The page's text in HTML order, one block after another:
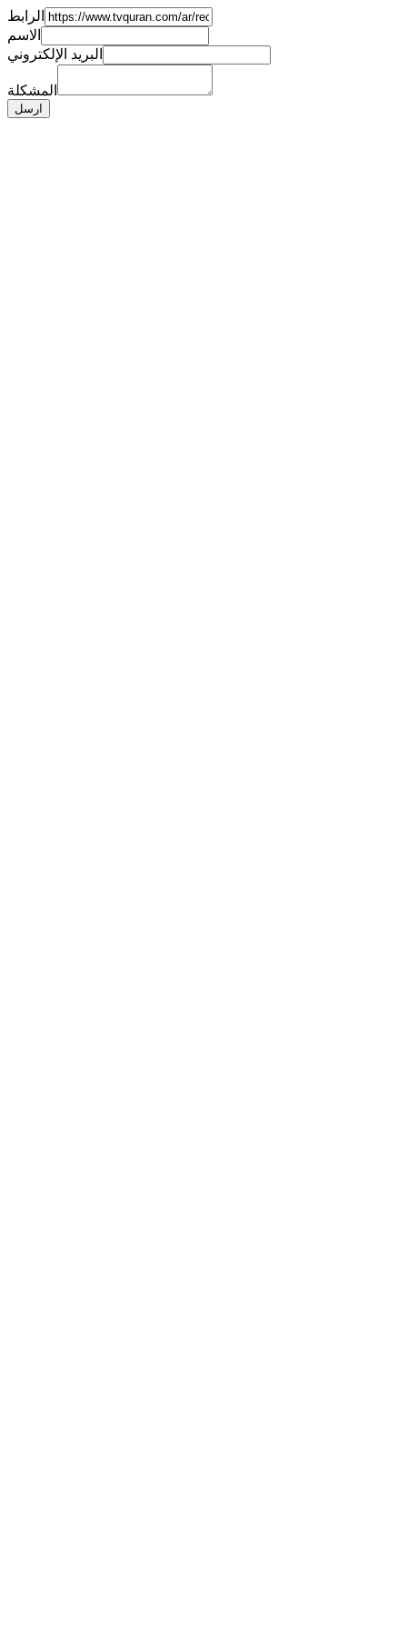
الرابط
الاسم
البريد الإلكتروني
المشكلة
ارسل